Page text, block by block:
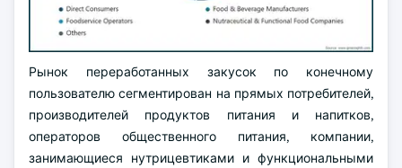
Рынок переработанных закусок по конечному
пользователю сегментирован на прямых потребителей,
производителей продуктов питания и напитков,
операторов общественного питания, компании,
занимающиеся нутрицевтиками и функциональными